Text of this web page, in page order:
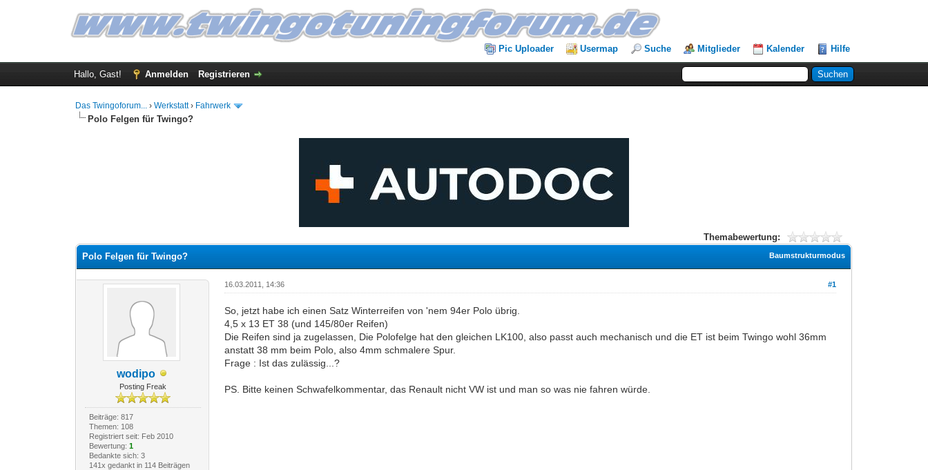
Pic Uploader Usermap Suche Mitglieder Kalender Hilfe
Hallo, Gast! Anmelden Registrieren
Das Twingoforum... ›Werkstatt› Fahrwerk
Polo Felgen für Twingo?
Themabewertung:
Baumstrukturmodus
Polo Felgen für Twingo?
wodipo
Posting Freak
Beiträge: 817
Themen: 108
Registriert seit: Feb 2010
Bewertung: 1
Bedankte sich: 3
141x gedankt in 114 Beiträgen
#1
16.03.2011, 14:36
So, jetzt habe ich einen Satz Winterreifen von 'nem 94er Polo übrig.
4,5 x 13 ET 38 (und 145/80er Reifen)
Die Reifen sind ja zugelassen, Die Polofelge hat den gleichen LK100, also passt auch mechanisch und die ET ist beim Twingo wohl 36mm
anstatt 38 mm beim Polo, also 4mm schmalere Spur.
Frage : Ist das zulässig...?
PS. Bitte keinen Schwafelkommentar, das Renault nicht VW ist und man so was nie fahren würde.